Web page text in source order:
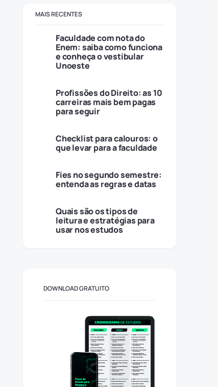
MAIS RECENTES
Faculdade com nota do
Enem: saiba como funciona
e conheça o vestibular
Unoeste
Profissões do Direito: as 10
carreiras mais bem pagas
para seguir
Checklist para calouros: o
que levar para a faculdade
Fies no segundo semestre:
entenda as regras e datas
Quais são os tipos de
leitura e estratégias para
usar nos estudos
DOWNLOAD GRATUITO